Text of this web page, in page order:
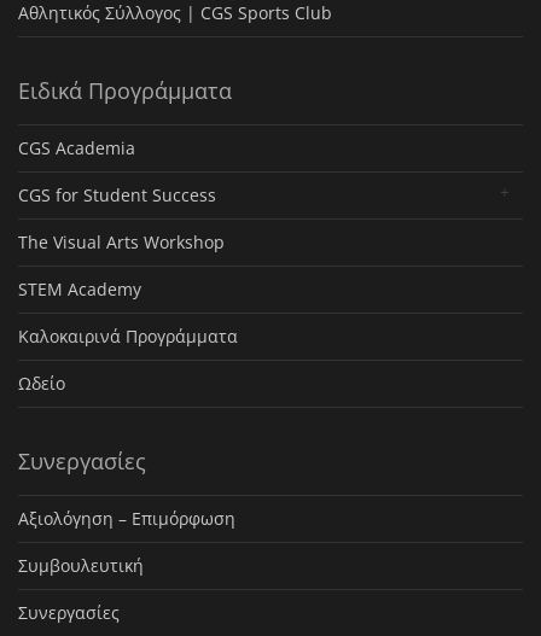
Αθλητικός Σύλλογος | CGS Sports Club
Ειδικά Προγράμματα
CGS Academia
CGS for Student Success
The Visual Arts Workshop
STEM Academy
Καλοκαιρινά Προγράμματα
Ωδείο
Συνεργασίες
Αξιολόγηση – Επιμόρφωση
Συμβουλευτική
Συνεργασίες